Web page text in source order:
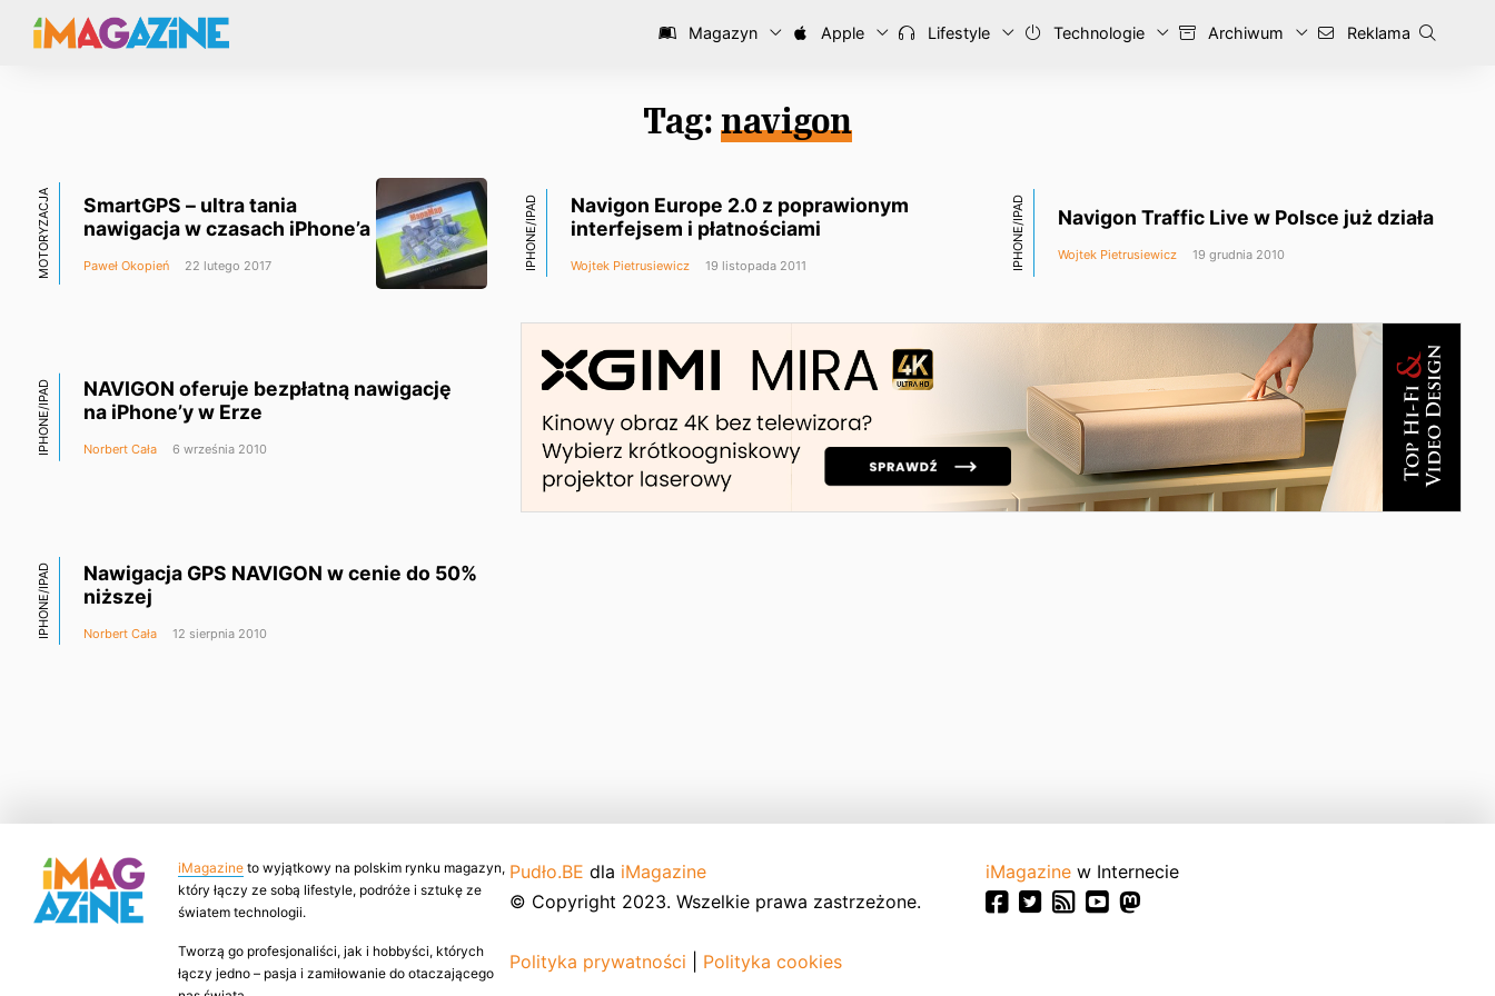
Magazyn Apple Lifestyle Technologie Archiwum Reklama
Tag: navigon
MOTORYZACJA
SmartGPS – ultra tania
nawigacja w czasach iPhone’a
Paweł Okopień 22 lutego 2017 IPHONE/IPAD
Navigon Europe 2.0 z poprawionym
interfejsem i płatnościami
Wojtek Pietrusiewicz 19 listopada 2011 IPHONE/IPAD Navigon Traffic Live w Polsce już działa
Wojtek Pietrusiewicz 19 grudnia 2010
IPHONE/IPAD
NAVIGON oferuje bezpłatną nawigację
na iPhone’y w Erze
Norbert Cała 6 września 2010
IPHONE/IPAD
Nawigacja GPS NAVIGON w cenie do 50%
niższej
Norbert Cała 12 sierpnia 2010
iMagazine to wyjątkowy na polskim rynku magazyn,
który łączy ze sobą lifestyle, podróże i sztukę ze
światem technologii.
Tworzą go profesjonaliści, jak i hobbyści, których
łączy jedno – pasja i zamiłowanie do otaczającego
Pudło.BE dla iMagazine
© Copyright 2023. Wszelkie prawa zastrzeżone.
Polityka prywatności Polityka cookies
iMagazine w Internecie